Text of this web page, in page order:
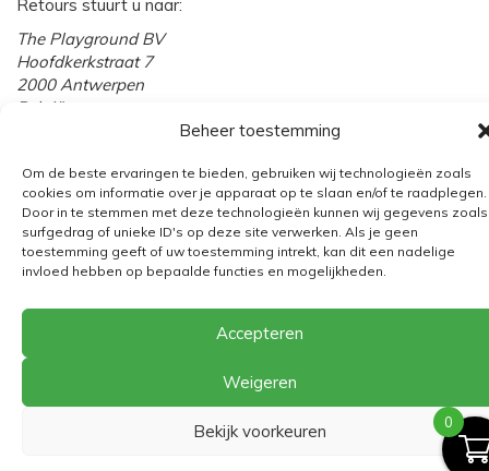
Beheer toestemming
Om de beste ervaringen te bieden, gebruiken wij technologieën zoals
cookies om informatie over je apparaat op te slaan en/of te raadplegen.
Door in te stemmen met deze technologieën kunnen wij gegevens zoals
surfgedrag of unieke ID's op deze site verwerken. Als je geen
toestemming geeft of uw toestemming intrekt, kan dit een nadelige
invloed hebben op bepaalde functies en mogelijkheden.
Accepteren
Weigeren
Bekijk voorkeuren
Retours stuurt u naar:
The Playground BV
Hoofdkerkstraat 7
2000 Antwerpen
België
Vraag uw retour hier aan.
Algemene voorwaarden
Verzending
Retourbeleid
BE 0682.845.059
The Playground
0